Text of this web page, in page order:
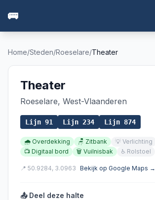
🚌
Home/Steden/Roeselare/Theater
Theater
Roeselare, West-Vlaanderen
Lijn 91 Lijn 234 Lijn 874
🌧️ Overdekking 🪑 Zitbank 💡 Verlichting
📺 Digitaal bord 🗑️ Vuilnisbak ♿ Rolstoel
📍 50.9284, 3.0963 Bekijk op Google Maps →
📤 Deel deze halte